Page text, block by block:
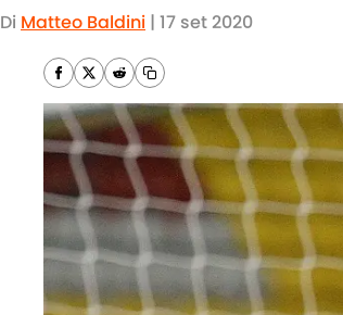
Di Matteo Baldini | 17 set 2020